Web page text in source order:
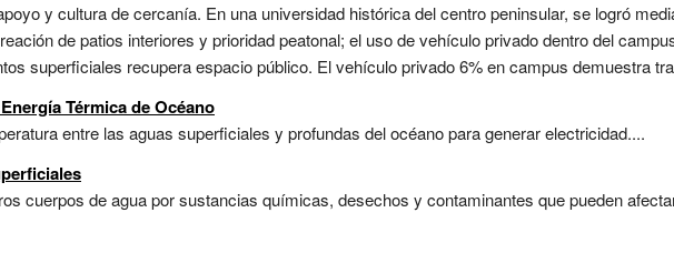
y cultura de cercanía. En una universidad histórica del centro peninsular, se logró
de patios interiores y prioridad peatonal; el uso de vehículo privado dentro del
superficiales recupera espacio público. El vehículo privado 6% en campus demuestra
Térmica de Océano
entre las aguas superficiales y profundas del océano para generar electricidad....
cuerpos de agua por sustancias químicas, desechos y contaminantes que pueden